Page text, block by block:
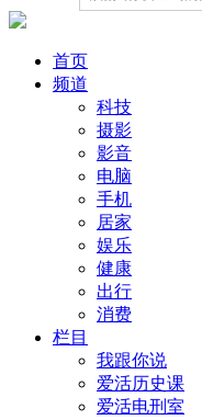
首页
频道
科技
摄影
影音
电脑
手机
居家
娱乐
健康
出行
消费
栏目
我跟你说
爱活历史课
爱活电刑室